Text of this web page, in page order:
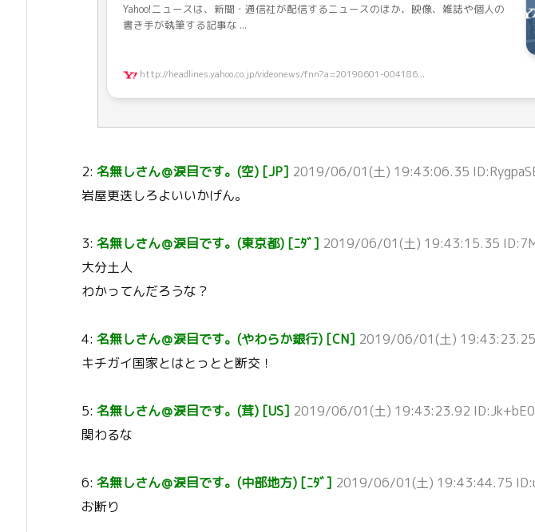
Yahoo!ニュースは、新聞・通信社が配信するニュースのほか、映像、雑誌や個人の
書き手が執筆する記事な ...
http://headlines.yahoo.co.jp/videonews/fnn?a=20190601-004186...
2: 名無しさん＠涙目です。(空) [JP] 2019/06/01(土) 19:43:06.35
岩屋更迭しろよいいかげん。
3: 名無しさん＠涙目です。(東京都) [ﾆﾀﾞ] 2019/06/01(土) 19:43:15.35
大分土人
わかってんだろうな？
4: 名無しさん＠涙目です。(やわらか銀行) [CN] 2019/06/01(土) 19:43:23.25
キチガイ国家とはとっとと断交！
5: 名無しさん＠涙目です。(茸) [US] 2019/06/01(土) 19:43:23.92
関わるな
6: 名無しさん＠涙目です。(中部地方) [ﾆﾀﾞ] 2019/06/01(土) 19:43:44.75
お断り